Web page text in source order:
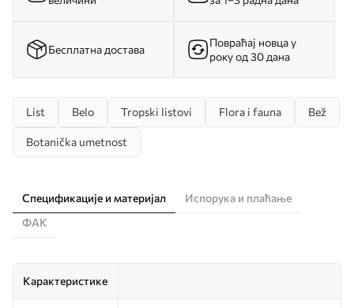
Бесплатна достава
Повраћај новца у
року од 30 дана
List Belo Tropski listovi Flora i fauna Bež
Botanička umetnost
Спецификације и материјал
Испорука и плаћање
ФАК
Карактеристике